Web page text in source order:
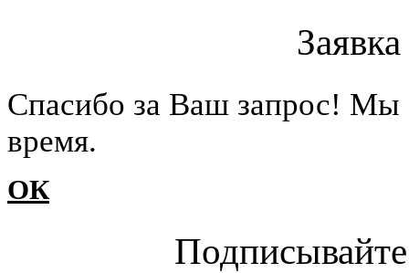
Cпасибо за Ваш запрос!
время.
ОК